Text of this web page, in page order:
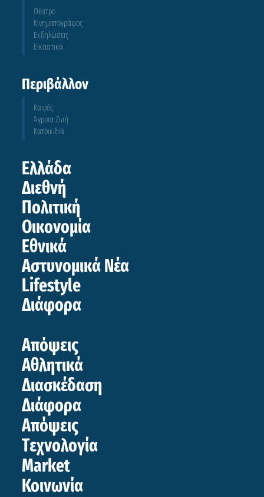
Θέατρο
Κινηματογράφος
Εκδηλώσεις
Εικαστικά
Περιβάλλον
Καιρός
Άγροια Ζωή
Κατοικίδια
Ελλάδα
Διεθνή
Πολιτική
Οικονομία
Εθνικά
Αστυνομικά Νέα
Lifestyle
Διάφορα
Απόψεις
Αθλητικά
Διασκέδαση
Διάφορα
Απόψεις
Τεχνολογία
Market
Κοινωνία